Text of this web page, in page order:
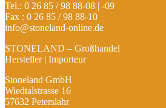
Tel.: 0 26 85 / 98 88-08 | -09
Fax : 0 26 85 / 98 88-10
info@stoneland-online.de
STONELAND – Großhandel
Hersteller | Importeur
Stoneland GmbH
Wiedtalstrasse 16
57632 Peterslahr